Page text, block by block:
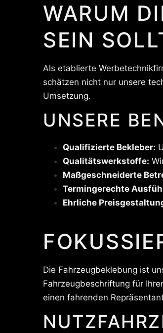
WARUM
SEIN
Als etablierte
schätzen nicht nur unsere
Umsetzung.
UNSERE
Qualifizierte Bekleber:
Qualitätswerkstoffe:
Maßgeschneiderte
Termingerechte
Ehrliche
Die Fahrzeugbeklebung ist
Fahrzeugbeschriftung für
einen fahrenden